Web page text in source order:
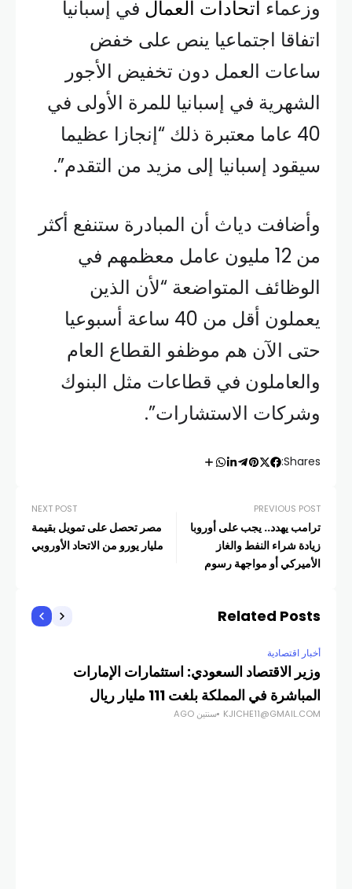
وزعماء اتحادات العمال في إسبانيا
اتفاقا اجتماعيا ينص على خفض
ساعات العمل دون تخفيض الأجور
الشهرية في إسبانيا للمرة الأولى في
40 عاما معتبرة ذلك “إنجازا عظيما
سيقود إسبانيا إلى مزيد من التقدم”.
وأضافت دياث أن المبادرة ستنفع أكثر
من 12 مليون عامل معظمهم في
الوظائف المتواضعة “لأن الذين
يعملون أقل من 40 ساعة أسبوعيا
حتى الآن هم موظفو القطاع العام
والعاملون في قطاعات مثل البنوك
وشركات الاستشارات”.
Shares:
PREVIOUS POST
ترامب يهدد.. يجب على أوروبا
زيادة شراء النفط والغاز
الأميركي أو مواجهة رسوم
NEXT POST
مصر تحصل على تمويل بقيمة
مليار يورو من الاتحاد الأوروبي
Related Posts
أخبار اقتصادية
وزير الاقتصاد السعودي: استثمارات الإمارات
المباشرة في المملكة بلغت 111 مليار ريال
KJICHE11@GMAIL.COM سنتين AGO